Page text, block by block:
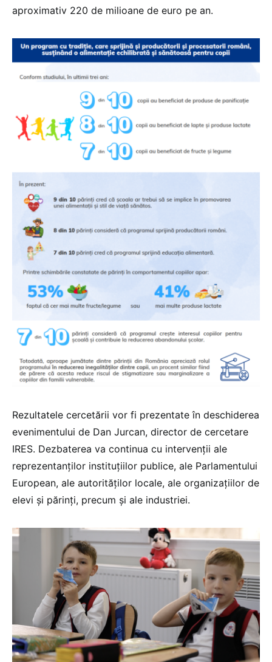
aproximativ 220 de milioane de euro pe an.
Rezultatele cercetării vor fi prezentate în deschiderea
evenimentului de Dan Jurcan, director de cercetare
IRES. Dezbaterea va continua cu intervenții ale
reprezentanților instituțiilor publice, ale Parlamentului
European, ale autorităților locale, ale organizațiilor de
elevi și părinți, precum și ale industriei.